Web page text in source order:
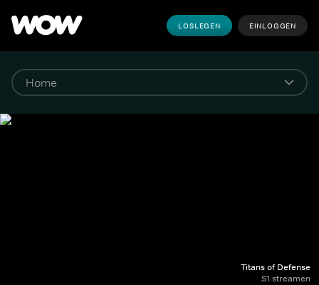
LOSLEGEN EINLOGGEN
Titans of Defense
S1 streamen